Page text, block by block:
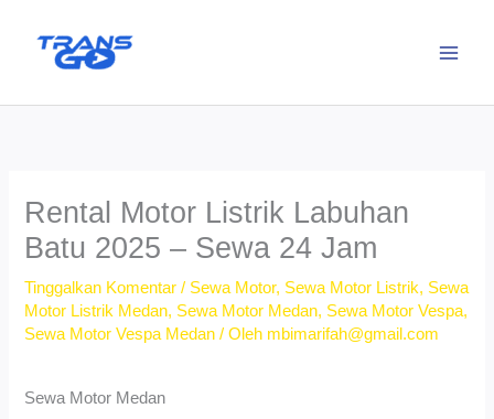
Rental Motor Listrik Labuhan
Batu 2025 – Sewa 24 Jam
Tinggalkan Komentar / Sewa Motor, Sewa Motor Listrik, Sewa
Motor Listrik Medan, Sewa Motor Medan, Sewa Motor Vespa,
Sewa Motor Vespa Medan / Oleh mbimarifah@gmail.com
Sewa Motor Medan